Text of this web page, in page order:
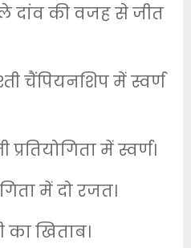
दांव की वजह से जीत
चैंपियनशिप में स्वर्ण
में स्वर्ण।
में दो रजत।
का खिताब।